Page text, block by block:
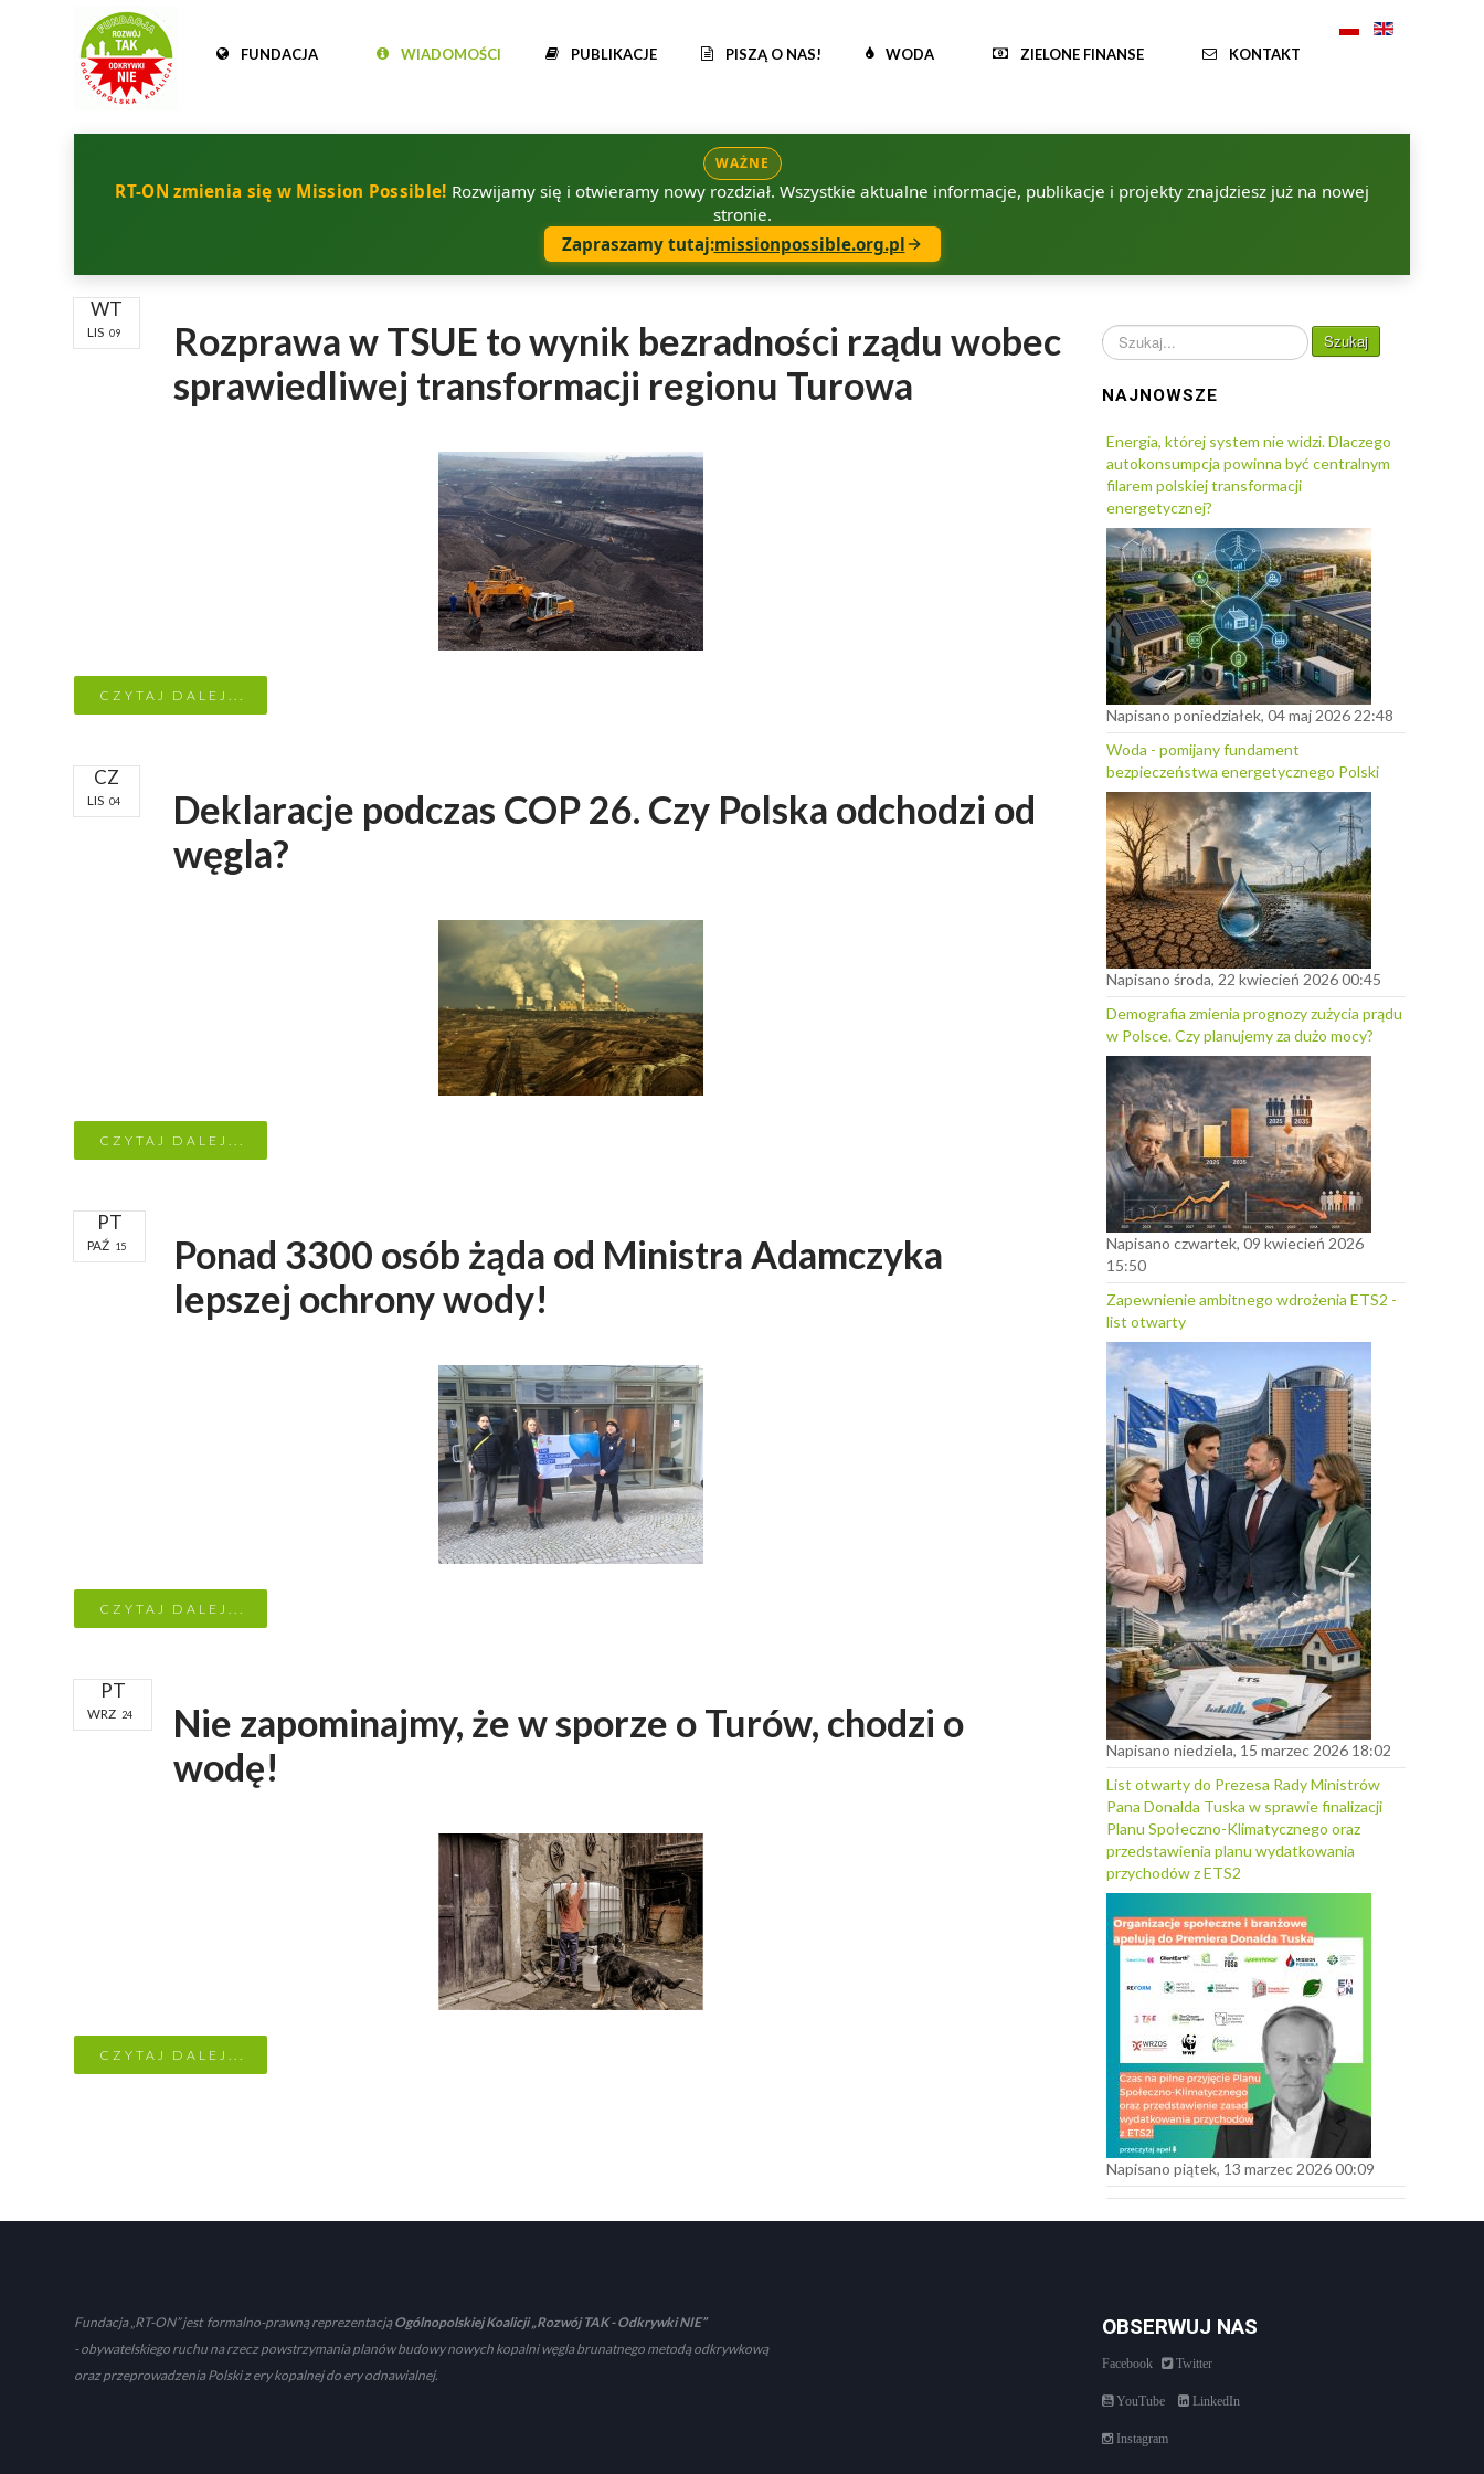
FUNDACJA WIADOMOŚCI PUBLIKACJE PISZĄ O NAS! WODA ZIELONE FINANSE KONTAKT
WAŻNE
RT-ON zmienia się w Mission Possible! Rozwijamy się i otwieramy nowy rozdział. Wszystkie aktualne informacje, publikacje i projekty znajdziesz już na nowej
stronie.
Zapraszamy tutaj:missionpossible.org.pl
WT
LIS 09
Rozprawa w TSUE to wynik bezradności rządu wobec
sprawiedliwej transformacji regionu Turowa
CZYTAJ DALEJ...
CZ
LIS 04
Deklaracje podczas COP 26. Czy Polska odchodzi od
węgla?
CZYTAJ DALEJ...
PT
PAŹ 15
Ponad 3300 osób żąda od Ministra Adamczyka
lepszej ochrony wody!
CZYTAJ DALEJ...
PT
WRZ 24
Nie zapominajmy, że w sporze o Turów, chodzi o
wodę!
CZYTAJ DALEJ...
Szukaj... Szukaj
NAJNOWSZE
Energia, której system nie widzi. Dlaczego
autokonsumpcja powinna być centralnym
filarem polskiej transformacji
energetycznej?
Napisano poniedziałek, 04 maj 2026 22:48
Woda - pomijany fundament
bezpieczeństwa energetycznego Polski
Napisano środa, 22 kwiecień 2026 00:45
Demografia zmienia prognozy zużycia prądu
w Polsce. Czy planujemy za dużo mocy?
Napisano czwartek, 09 kwiecień 2026
15:50
Zapewnienie ambitnego wdrożenia ETS2 -
list otwarty
Napisano niedziela, 15 marzec 2026 18:02
List otwarty do Prezesa Rady Ministrów
Pana Donalda Tuska w sprawie finalizacji
Planu Społeczno-Klimatycznego oraz
przedstawienia planu wydatkowania
przychodów z ETS2
Napisano piątek, 13 marzec 2026 00:09
Fundacja „RT-ON” jest formalno-prawną reprezentacjąOgólnopolskiej Koalicji „Rozwój TAK - Odkrywki NIE”
- obywatelskiego ruchu na rzecz powstrzymania planów budowy nowych kopalni węgla brunatnego metodą odkrywkową
oraz przeprowadzenia Polski z ery kopalnej do ery odnawialnej.
OBSERWUJ NAS
Facebook Twitter
YouTube LinkedIn
Instagram